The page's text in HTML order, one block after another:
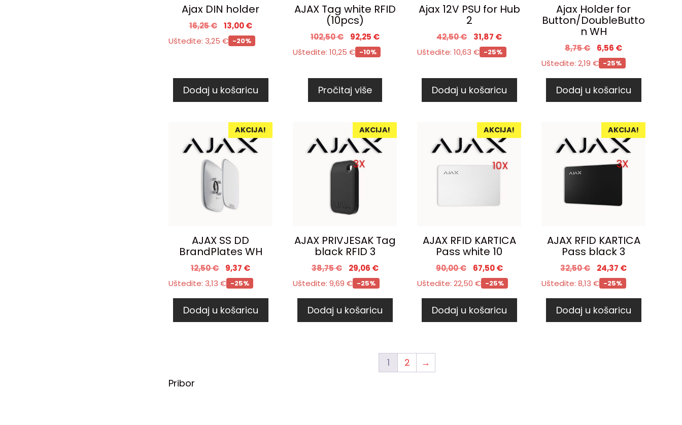
Ajax DIN holder
16,25€ 13,00€
Uštedite: 3,25 € -20%
Dodaj u košaricu
AJAX Tag white RFID
(10pcs)
102,50€ 92,25 €
Uštedite: 10,25 € -10%
Pročitaj više
Ajax 12V PSU for Hub
2
42,50€ 31,87 €
Uštedite: 10,63 € -25%
Dodaj u košaricu
Ajax Holder for
Button/DoubleButto
n WH
8,75€ 6,56 €
Uštedite: 2,19 € -25%
Dodaj u košaricu
AKCIJA!
AJAX SS DD
BrandPlates WH
12,50€ 9,37 €
Uštedite: 3,13 € -25%
Dodaj u košaricu
AKCIJA!
AJAX PRIVJESAK Tag
black RFID 3
38,75€ 29,06 €
Uštedite: 9,69 € -25%
Dodaj u košaricu
AKCIJA!
AJAX RFID KARTICA
Pass white 10
90,00€ 67,50€
Uštedite: 22,50 € -25%
Dodaj u košaricu
AKCIJA!
AJAX RFID KARTICA
Pass black 3
32,50€ 24,37 €
Uštedite: 8,13 € -25%
Dodaj u košaricu
1 2
→
Pribor